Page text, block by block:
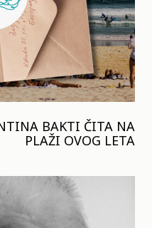
BAKTI ČITA NA
PLAŽI OVOG LETA